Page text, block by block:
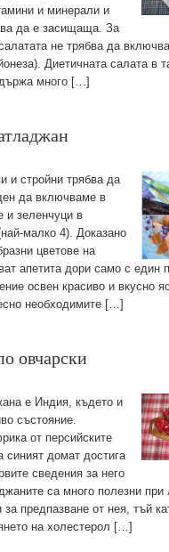
и минерали и
да е засищаща. За
не трябва да
Диетичната салата в
много […]
и стройни трябва да
да включваме в
и зеленчуци в
малко 4). Доказано
цветове на
апетита дори само с един
освен красиво и вкусно
необходимите […]
овчарски
е Индия, където и
състояние.
от персийските
синият домат достига
сведения за него
са много полезни при
за предпазване от нея, тъй
на холестерол […]